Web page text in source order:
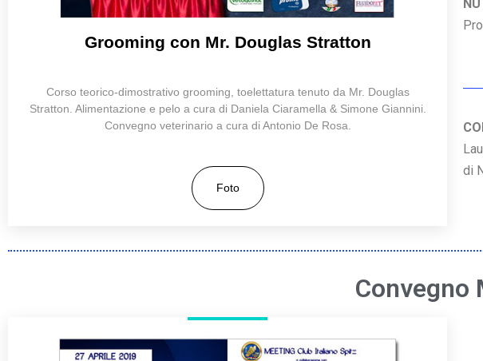
Grooming con Mr. Douglas Stratton
Corso teorico-dimostrativo grooming, toelettatura tenuto da Mr. Douglas
Stratton. Alimentazione e pelo a cura di Daniela Ciaramella & Simone Giannini.
Convegno veterinario a cura di Antonio De Rosa.
Foto
di
Convegno